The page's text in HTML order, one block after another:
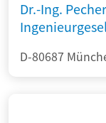
Dr.-Ing.
D-80687